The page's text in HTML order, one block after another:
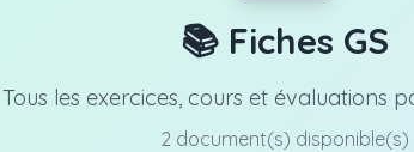
📚 Fiches GS
Tous les exercices, cours et évaluations
2 document(s) disponible(s)